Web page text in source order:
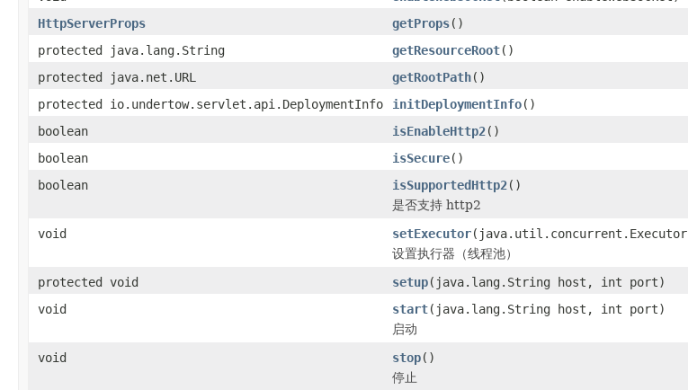
HttpServerProps
getProps()
protected java.lang.String
getResourceRoot()
protected java.net.URL
getRootPath()
protected io.undertow.servlet.api.DeploymentInfo
initDeploymentInfo()
boolean
isEnableHttp2()
boolean
isSecure()
boolean
isSupportedHttp2()
是否支持 http2
void
setExecutor
设置执行器（线程池）
protected void
setup(java.lang.String host, int port)
void
start(java.lang.String host, int port)
启动
void
stop()
停止